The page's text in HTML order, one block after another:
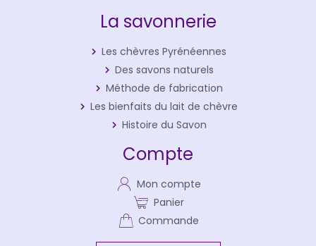
La savonnerie
Les chèvres Pyrénéennes
Des savons naturels
Méthode de fabrication
Les bienfaits du lait de chèvre
Histoire du Savon
Compte
Mon compte
Panier
Commande